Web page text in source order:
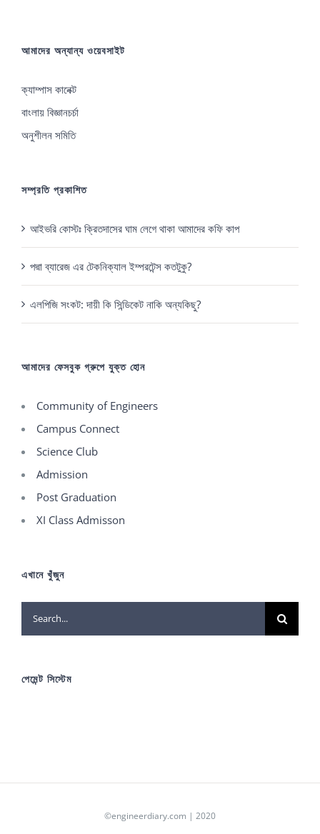
আমাদের অন্যান্য ওয়েবসাইট
ক্যাম্পাস কানেক্ট
বাংলায় বিজ্ঞানচর্চা
অনুশীলন সমিতি
সম্প্রতি প্রকাশিত
আইভরি কোস্টঃ ক্রিতদাসের ঘাম লেগে থাকা আমাদের কফি কাপ
পদ্মা ব্যারেজ এর টেকনিক্যাল ইম্পরটেন্স কতটুকু?
এলপিজি সংকট: দায়ী কি সিন্ডিকেট নাকি অন্যকিছু?
আমাদের ফেসবুক গ্রুপে যুক্ত হোন
Community of Engineers
Campus Connect
Science Club
Admission
Post Graduation
XI Class Admisson
এখানে খুঁজুন
Search
for:
পেমেন্ট সিস্টেম
©engineerdiary.com | 2020